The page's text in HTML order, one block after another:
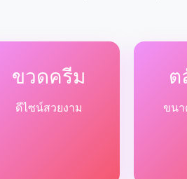
ขวดครีม
ดีไซน์สวยงาม
ต
ขน